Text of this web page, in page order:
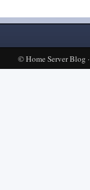
©Home Server Blog